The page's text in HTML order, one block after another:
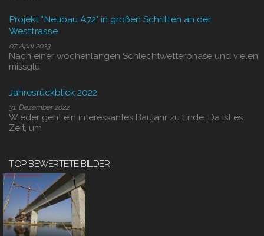
Projekt "Neubau A72" in großen Schritten an der
Westtrasse
07. April 2023
Nach einer wochenlangen Schlechtwetterphase und vielen
missglü
Jahresrückblick 2022
31. Dezember 2022
Wieder geht ein interessantes Baujahr zu Ende. Da ist es
Zeit, um
TOP BEWERTETE BILDER